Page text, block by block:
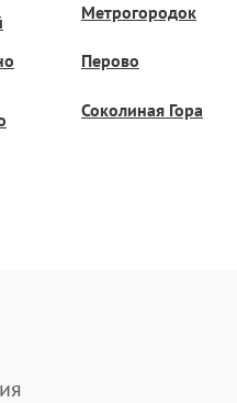
Метрогородок
Перово
Соколиная Гора